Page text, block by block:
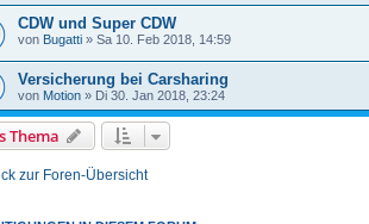
CDW und Super CDW
von Bugatti » Sa 10. Feb 2018, 14:59
Versicherung bei Carsharing
von Motion » Di 30. Jan 2018, 23:24
Thema
zur Foren-Übersicht